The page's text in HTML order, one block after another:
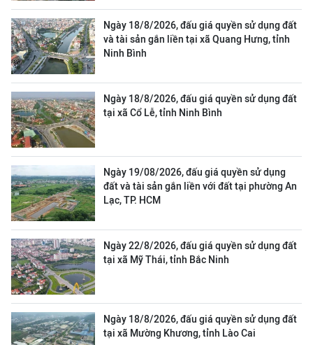
Ngày 18/8/2026, đấu giá quyền sử dụng đất
và tài sản gắn liền tại xã Quang Hưng, tỉnh
Ninh Bình
Ngày 18/8/2026, đấu giá quyền sử dụng đất
tại xã Cổ Lễ, tỉnh Ninh Bình
Ngày 19/08/2026, đấu giá quyền sử dụng
đất và tài sản gắn liền với đất tại phường An
Lạc, TP. HCM
Ngày 22/8/2026, đấu giá quyền sử dụng đất
tại xã Mỹ Thái, tỉnh Bắc Ninh
Ngày 18/8/2026, đấu giá quyền sử dụng đất
tại xã Mường Khương, tỉnh Lào Cai